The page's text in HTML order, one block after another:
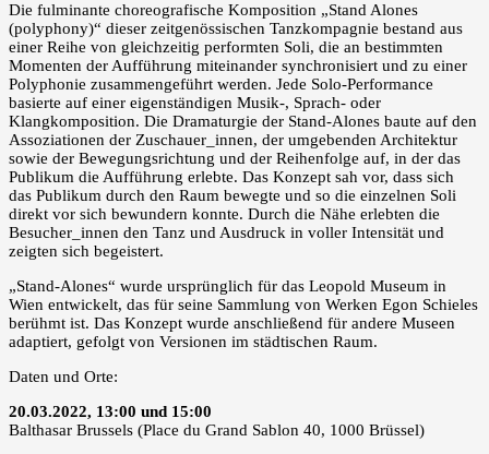
Die fulminante choreografische Komposition „Stand Alones
(polyphony)“ dieser zeitgenössischen Tanzkompagnie bestand aus
einer Reihe von gleichzeitig performten Soli, die an bestimmten
Momenten der Aufführung miteinander synchronisiert und zu einer
Polyphonie zusammengeführt werden. Jede Solo-Performance
basierte auf einer eigenständigen Musik-, Sprach- oder
Klangkomposition. Die Dramaturgie der Stand-Alones baute auf den
Assoziationen der Zuschauer_innen, der umgebenden Architektur
sowie der Bewegungsrichtung und der Reihenfolge auf, in der das
Publikum die Aufführung erlebte. Das Konzept sah vor, dass sich
das Publikum durch den Raum bewegte und so die einzelnen Soli
direkt vor sich bewundern konnte. Durch die Nähe erlebten die
Besucher_innen den Tanz und Ausdruck in voller Intensität und
zeigten sich begeistert.
„Stand-Alones“ wurde ursprünglich für das Leopold Museum in
Wien entwickelt, das für seine Sammlung von Werken Egon Schieles
berühmt ist. Das Konzept wurde anschließend für andere Museen
adaptiert, gefolgt von Versionen im städtischen Raum.
Daten und Orte:
20.03.2022, 13:00 und 15:00
Balthasar Brussels (Place du Grand Sablon 40, 1000 Brüssel)